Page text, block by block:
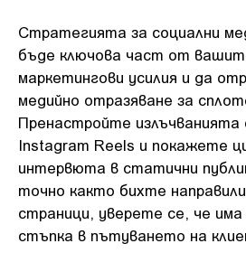
Стратегията за социални
бъде ключова част от
маркетингови усилия и да
медийно отразяване за
Пренастройте излъчванията
Instagram Reels и покажете
интервюта в статични
точно както бихте
страници, уверете се, че
стъпка в пътуването на